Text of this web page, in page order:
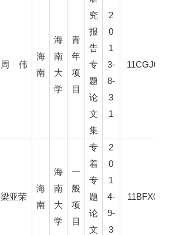
周 伟
海
南
海
南
大
学
青
年
项
目
究
报
告
专
题
论
文
集
2
0
1
3-
8-
3
1
11CGJ023
梁亚荣
海
南
海
南
大
学
一
般
项
目
专
着
专
题
论
文
2
0
1
4-
9-
3
11BFX062